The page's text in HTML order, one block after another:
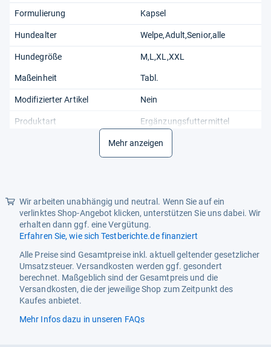
Formulierung Kapsel
Hundealter Welpe,Adult,Senior,alle
Hundegröße M,L,XL,XXL
Maßeinheit Tabl.
Modifizierter Artikel Nein
Produktart Ergänzungsfuttermittel
Unbekannt
Mehr anzeigen
Wir arbeiten unabhängig und neutral. Wenn Sie auf ein
verlinktes Shop-Angebot klicken, unterstützen Sie uns dabei. Wir
erhalten dann ggf. eine Vergütung.
Erfahren Sie, wie sich Testberichte.de finanziert
Alle Preise sind Gesamtpreise inkl. aktuell geltender gesetzlicher
Umsatzsteuer. Versandkosten werden ggf. gesondert
berechnet. Maßgeblich sind der Gesamtpreis und die
Versandkosten, die der jeweilige Shop zum Zeitpunkt des
Kaufes anbietet.
Mehr Infos dazu in unseren FAQs